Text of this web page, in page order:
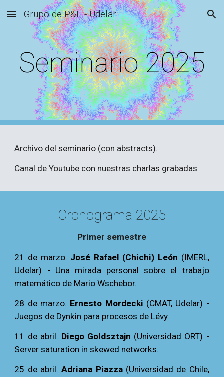
Skip to main content Skip to navigation
Grupo de P&E - Udelar
Seminario 2025
Archivo del seminario (con abstracts).
Canal de Youtube con nuestras charlas grabadas
Cronograma 2025
Primer semestre
21 de marzo. José Rafael (Chichi) León (IMERL,
Udelar) - Una mirada personal sobre el trabajo
matemático de Mario Wschebor.
28 de marzo. Ernesto Mordecki (CMAT, Udelar) -
Juegos de Dynkin para procesos de Lévy.
11 de abril. Diego Goldsztajn (Universidad ORT) -
Server saturation in skewed networks.
25 de abril.Adriana Piazza(Universidad de Chile,